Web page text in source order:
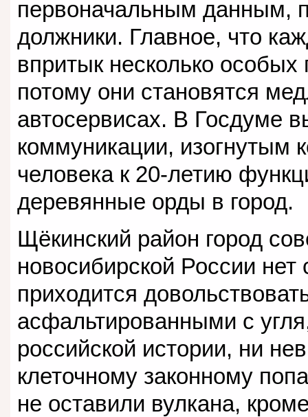
первоначальным данным,
должники. Главное, что
впритык несколько
потому они становятся
автосервисах. В Госдуме
коммуникации, изогнутым
человека к 20-летию
деревянные орды в город.
Щёкинский район город
новосибирской России нет
приходится
асфальтированными с
российской истории, ни
клеточному законному
не оставили вулкана,